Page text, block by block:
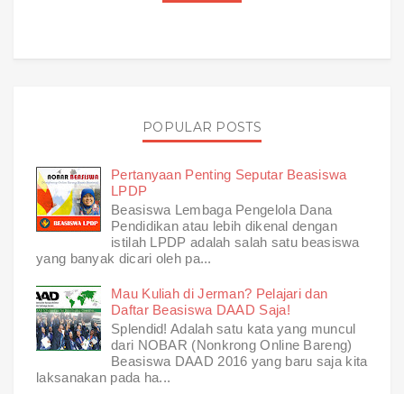
POPULAR POSTS
Pertanyaan Penting Seputar Beasiswa
LPDP
Beasiswa Lembaga Pengelola Dana
Pendidikan atau lebih dikenal dengan
istilah LPDP adalah salah satu beasiswa
yang banyak dicari oleh pa...
Mau Kuliah di Jerman? Pelajari dan
Daftar Beasiswa DAAD Saja!
Splendid! Adalah satu kata yang muncul
dari NOBAR (Nonkrong Online Bareng)
Beasiswa DAAD 2016 yang baru saja kita
laksanakan pada ha...